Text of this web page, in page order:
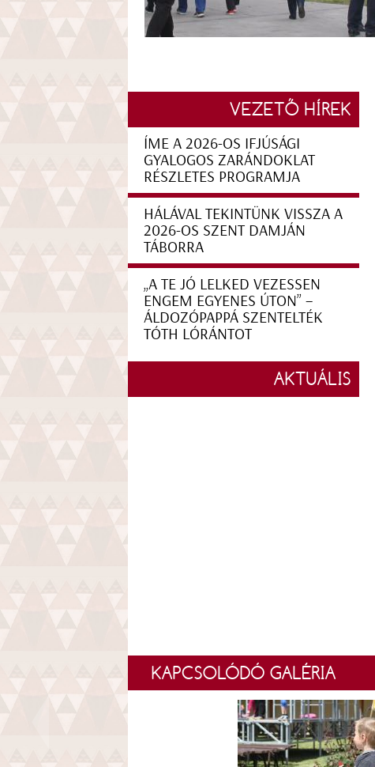
VEZETŐ HÍREK
ÍME A 2026-OS IFJÚSÁGI
GYALOGOS ZARÁNDOKLAT
RÉSZLETES PROGRAMJA
HÁLÁVAL TEKINTÜNK VISSZA A
2026-OS SZENT DAMJÁN
TÁBORRA
„A TE JÓ LELKED VEZESSEN
ENGEM EGYENES ÚTON” –
ÁLDOZÓPAPPÁ SZENTELTÉK
TÓTH LÓRÁNTOT
AKTUÁLIS
KAPCSOLÓDÓ GALÉRIA